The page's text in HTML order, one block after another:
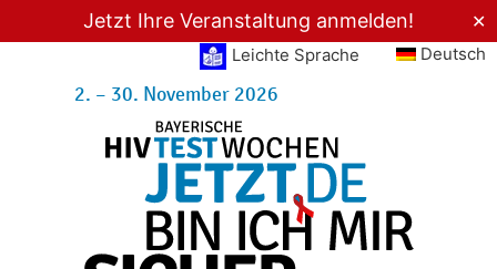
Jetzt Ihre Veranstaltung anmelden!
✕
Leichte Sprache
Deutsch
2. – 30. November 2026